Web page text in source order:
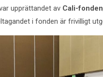
upprättandet av Cali-fonden
i fonden är frivilligt